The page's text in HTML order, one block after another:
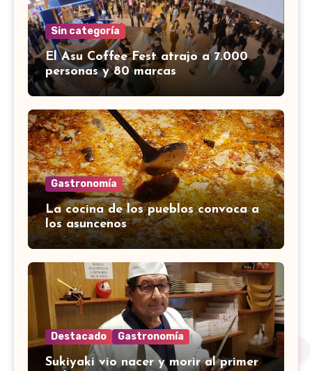
Sin categoría
El Asu Coffee Fest atrajo a 7.000
personas y 80 marcas
Gastronomía
La cocina de los pueblos convoca a
los asuncenos
Destacado Gastronomía
Sukiyaki vio nacer y morir al primer